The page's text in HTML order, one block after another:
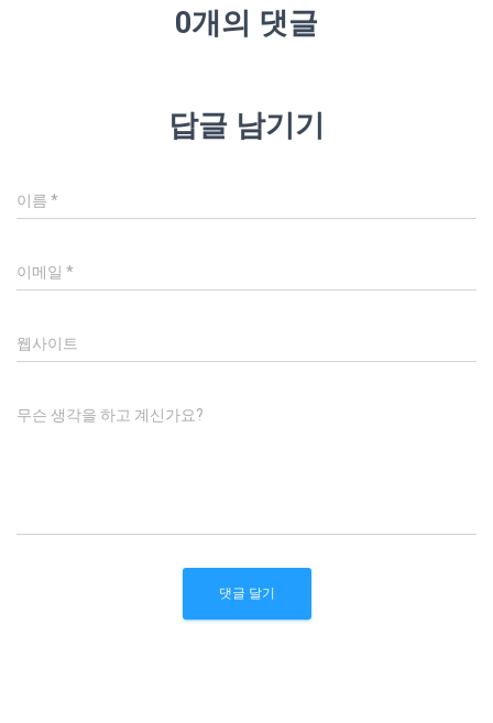
0개의 댓글
답글 남기기
이름 *
이메일 *
웹사이트
무슨 생각을 하고 계신가요?